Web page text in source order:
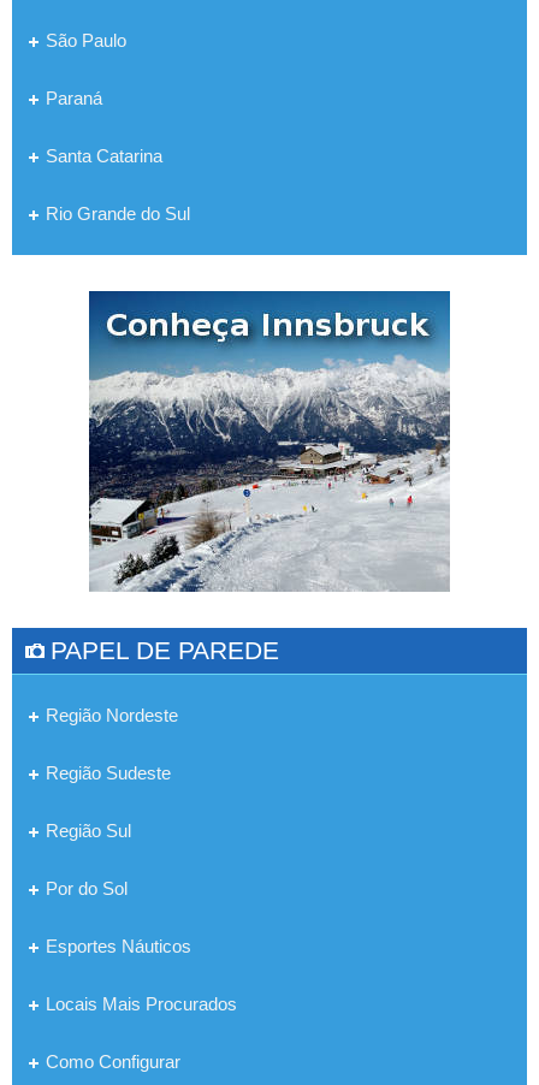
São Paulo
Paraná
Santa Catarina
Rio Grande do Sul
PAPEL DE PAREDE
Região Nordeste
Região Sudeste
Região Sul
Por do Sol
Esportes Náuticos
Locais Mais Procurados
Como Configurar